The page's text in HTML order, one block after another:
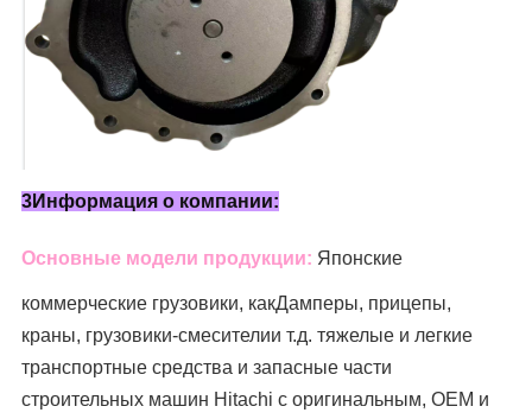
3Информация о компании:
Основные модели продукции: Японские
коммерческие грузовики, какДамперы, прицепы,
краны, грузовики-смесителии т.д. тяжелые и легкие
транспортные средства и запасные части
строительных машин Hitachi с оригинальным, OEM и